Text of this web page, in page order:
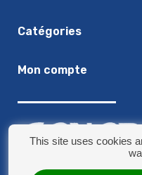
Catégories
Mon compte
This site uses cookies